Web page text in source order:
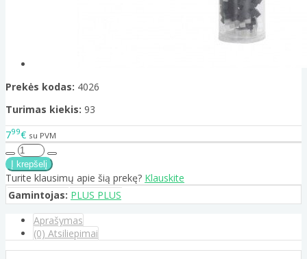
Prekės kodas: 4026
Turimas kiekis: 93
799€ su PVM
Turite klausimų apie šią prekę? Klauskite
Gamintojas: PLUS PLUS
Aprašymas
(0) Atsiliepimai